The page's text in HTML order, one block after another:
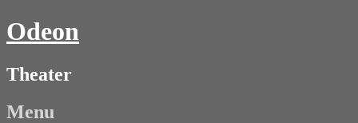
Odeon
Theater
Menu